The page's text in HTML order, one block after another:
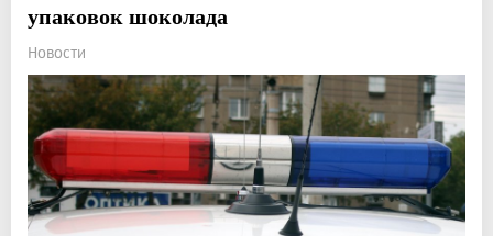
упаковок шоколада
Новости